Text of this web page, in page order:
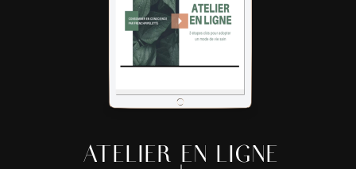
ATELIER EN LIGNE